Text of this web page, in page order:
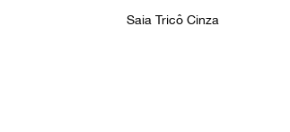
Saia Tricô Cinza